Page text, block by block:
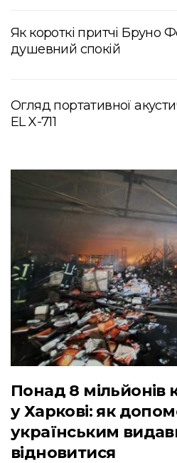
Як короткі притчі Бруно
душевний спокій
Огляд портативної
EL X-711
Понад 8 мільйонів
у Харкові: як
українським
відновитися